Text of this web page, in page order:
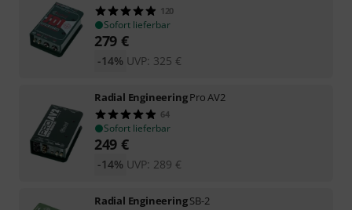
120
Sofort lieferbar
279 €
UVP: 325 €
-14%
Radial EngineeringPro AV2
64
Sofort lieferbar
249 €
UVP: 289 €
-14%
Radial EngineeringSB-2